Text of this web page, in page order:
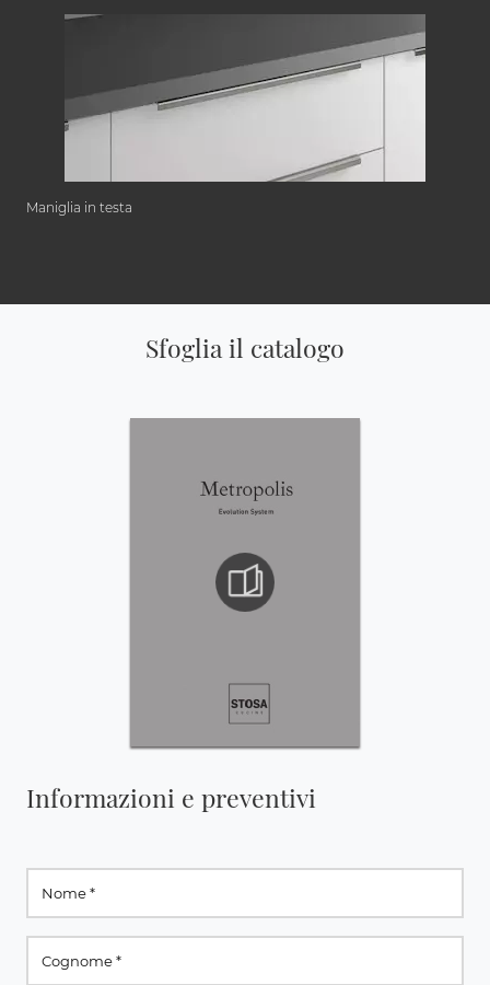
Maniglia in testa
Sfoglia il catalogo
Informazioni e preventivi